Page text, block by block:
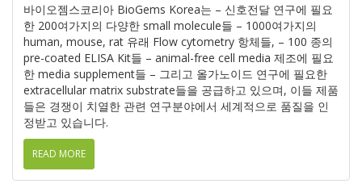
바이오젬스코리아 BioGems Korea는 – 신호전달 연구에 필요
한 200여가지의 다양한 small molecule들 – 1000여가지의
human, mouse, rat 유래 Flow cytometry 항체들, – 100 종의
pre-coated ELISA Kit들 – animal-free cell media 제조에 필요
한 media supplement들 – 그리고 올가노이드 연구에 필요한
extracellular matrix substrate들을 공급하고 있으며, 이들 제품
들은 경쟁이 치열한 관련 연구분야에서 세계적으로 품질을 인
정받고 있습니다.
READ MORE